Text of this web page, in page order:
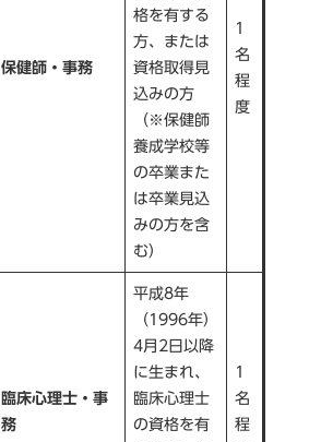
保健師・事務
格を有する
方、または
資格取得見
込みの方
（※保健師
養成学校等
の卒業また
は卒業見込
みの方を含
む）
1
名
程
度
臨床心理士・事
務
平成8年
（1996年）
4月2日以降
に生まれ、
臨床心理士
の資格を有
1
名
程